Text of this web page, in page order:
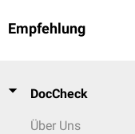
siehe auch:Flexikon: Sono
Milzruptur)
Empfehlung
DocCheck
Über Uns